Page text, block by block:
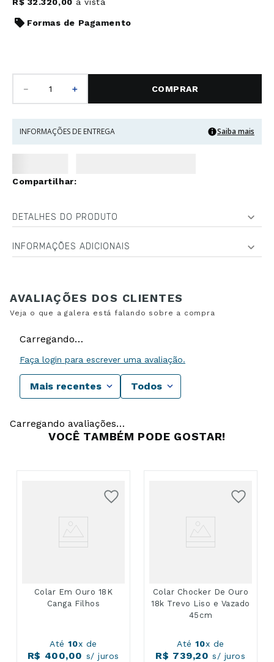
Formas de Pagamento
＋
－ COMPRAR
INFORMAÇÕES DE ENTREGA Saiba mais
DETALHES DO PRODUTO
INFORMAÇÕES ADICIONAIS
Carregando…
Faça login para escrever uma avaliação.
Mais recentes Todos
Carregando avaliações…
VOCÊ TAMBÉM PODE GOSTAR!
Colar Em Ouro 18K
Canga Filhos
Até10x de
R$ 400,00 s/ juros
Colar Chocker De Ouro
18k Trevo Liso e Vazado
45cm
Até10x de
R$ 739,20 s/ juros